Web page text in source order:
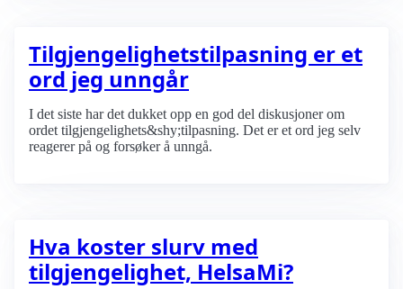
Tilgjengelighets­tilpasning er et
ord jeg unngår
I det siste har det dukket opp en god del diskusjoner om
ordet tilgjengelighets&shy;tilpasning. Det er et ord jeg selv
reagerer på og forsøker å unngå.
Hva koster slurv med
tilgjengelighet, HelsaMi?